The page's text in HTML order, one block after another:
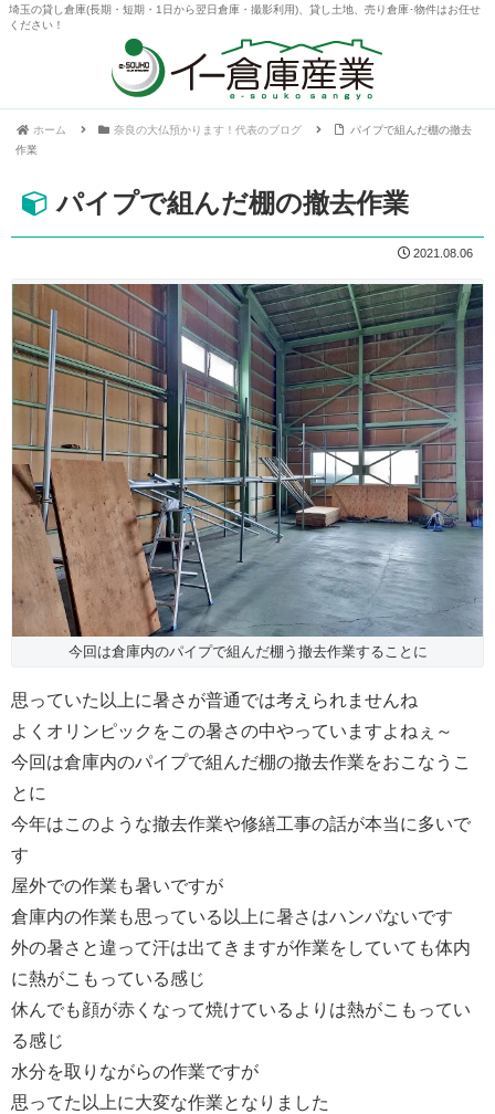
埼玉の貸し倉庫(長期・短期・1日から翌日倉庫・撮影利用)、貸し土地、売り倉庫･物件はお任せ
ください！
ホーム 奈良の大仏預かります！代表のブログ
パイプで組んだ棚の撤去
作業
パイプで組んだ棚の撤去作業
2021.08.06
今回は倉庫内のパイプで組んだ棚う撤去作業することに
思っていた以上に暑さが普通では考えられませんね
よくオリンピックをこの暑さの中やっていますよねぇ～
今回は倉庫内のパイプで組んだ棚の撤去作業をおこなうこ
とに
今年はこのような撤去作業や修繕工事の話が本当に多いで
す
屋外での作業も暑いですが
倉庫内の作業も思っている以上に暑さはハンパないです
外の暑さと違って汗は出てきますが作業をしていても体内
に熱がこもっている感じ
休んでも顔が赤くなって焼けているよりは熱がこもってい
る感じ
水分を取りながらの作業ですが
思ってた以上に大変な作業となりました